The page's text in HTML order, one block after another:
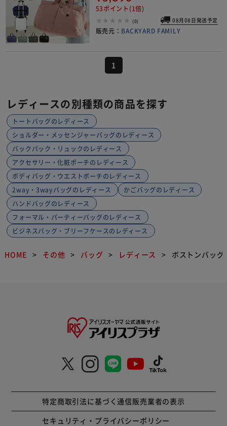
ズ 大容量 軽量 軽い 撥水
53ポイント(1倍)
(0) 08月08日発送予定
販売元： BACKYARD FAMILY
1
レディースの別種類の商品を探す
トートバッグのレディース
ショルダー・メッセンジャーバッグのレディース
バックパック・リュックのレディース
アクセサリー・化粧ポーチのレディース
ボディバッグ・ウエストポーチのレディース
2way・3wayバッグのレディース
かごバッグのレディース
ハンドバッグのレディース
フォーマル・パーティーバッグのレディース
ビジネスバッグ・ブリーフケースのレディース
HOME その他 バッグ レディース ボストンバッ
特定商取引法に基づく通信販売業者の表示
セキュリティ・プライバシーポリシー